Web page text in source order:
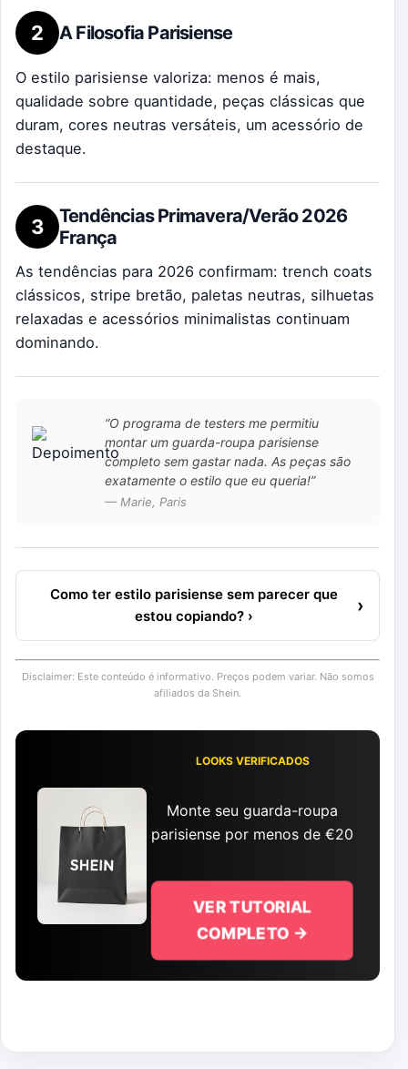
2 A Filosofia Parisiense
O estilo parisiense valoriza: menos é mais,
qualidade sobre quantidade, peças clássicas que
duram, cores neutras versáteis, um acessório de
destaque.
3
Tendências Primavera/Verão 2026
França
As tendências para 2026 confirmam: trench coats
clássicos, stripe bretão, paletas neutras, silhuetas
relaxadas e acessórios minimalistas continuam
dominando.
“O programa de testers me permitiu
montar um guarda-roupa parisiense
completo sem gastar nada. As peças são
exatamente o estilo que eu queria!”
— Marie, Paris
Como ter estilo parisiense sem parecer que
estou copiando? ›
›
Disclaimer: Este conteúdo é informativo. Preços podem variar. Não somos
afiliados da Shein.
LOOKS VERIFICADOS
Monte seu guarda-roupa
parisiense por menos de €20
VER TUTORIAL
COMPLETO →